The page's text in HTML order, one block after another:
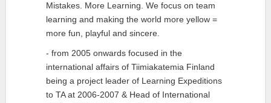
Mistakes. More Learning. We focus on team
learning and making the world more yellow =
more fun, playful and sincere.
- from 2005 onwards focused in the
international affairs of Tiimiakatemia Finland
being a project leader of Learning Expeditions
to TA at 2006-2007 & Head of International